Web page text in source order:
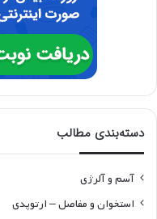
دسته‌بندی مطالب
آسم و آلرژی
استخوان و مفاصل – ارتوپدی